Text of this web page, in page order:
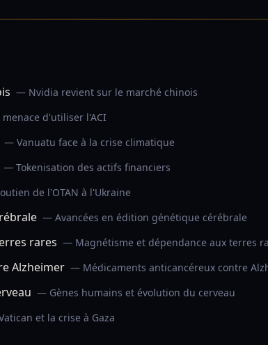
— Nvidia revient sur le marché chinois
d'utiliser l'ACI
— Vanuatu face à la crise climatique
— Tokenisation des actifs financiers
de l'OTAN à l'Ukraine
— Avancées en édition génétique cérébrale
rares — Magnétisme et dépendance aux terres
Alzheimer — Médicaments anticancéreux contre
— Gènes humains et évolution du cerveau
et la crise à Gaza